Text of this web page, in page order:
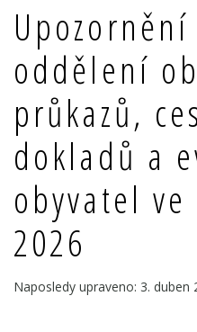
oddělení
průkazů,
dokladů a
obyvatel
2026
Naposledy upraveno: 3. duben